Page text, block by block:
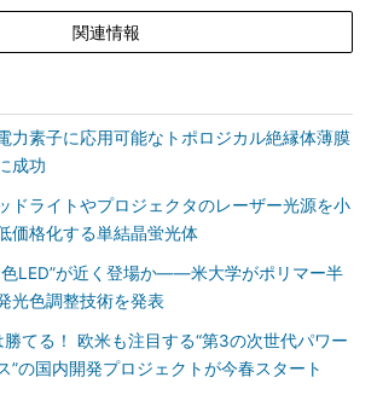
関連情報
力素子に応用可能なトポロジカル絶縁体薄膜
成功
ドライトやプロジェクタのレーザー光源を小
価格化する単結晶蛍光体
色LED”が近く登場か――米大学がポリマー半
光色調整技術を発表
勝てる！ 欧米も注目する“第3の次世代パワー
”の国内開発プロジェクトが今春スタート